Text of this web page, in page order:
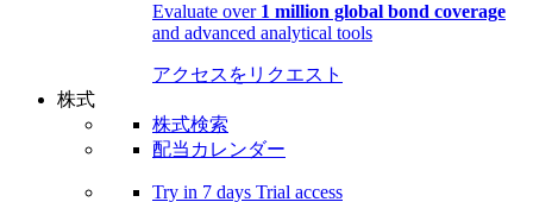
Evaluate over 1 million global bond coverage
and advanced analytical tools
アクセスをリクエスト
株式
株式検索
配当カレンダー
Try in 7 days Trial access